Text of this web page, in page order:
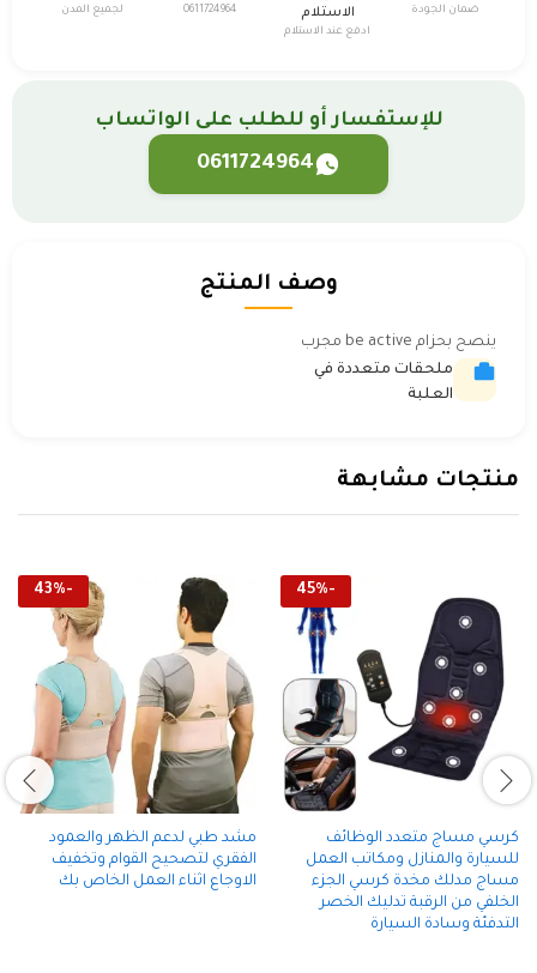
ضمان الجودة
الاستلام
ادفع عند الاستلام
0611724964 لجميع المدن
للإستفسار أو للطلب على الواتساب
0611724964
وصف المنتج
ينصح بحزام be active مجرب
ملحقات متعددة في
العلبة
منتجات مشابهة
-
45%
كرسي مساج متعدد الوظائف
للسيارة والمنازل ومكاتب العمل
مساج مدلك مخدة كرسي الجزء
الخلفي من الرقبة تدليك الخصر
التدفئة وسادة السيارة
-
43%
مشد طبي لدعم الظهر والعمود
الفقري لتصحيح القوام وتخفيف
الاوجاع اثناء العمل الخاص بك